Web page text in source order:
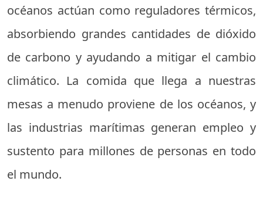
océanos actúan como reguladores térmicos,
absorbiendo grandes cantidades de dióxido
de carbono y ayudando a mitigar el cambio
climático. La comida que llega a nuestras
mesas a menudo proviene de los océanos, y
las industrias marítimas generan empleo y
sustento para millones de personas en todo
el mundo.